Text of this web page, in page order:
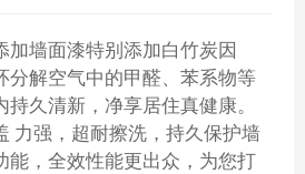
加墙面漆特别添加白竹炭因
分解空气中的甲醛、苯系物等
久清新，净享居住真健康。
力强，超耐擦洗，持久保护墙
能，全效性能更出众，为您打